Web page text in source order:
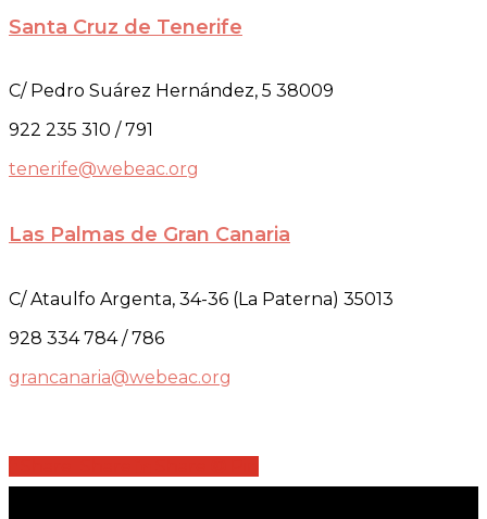
Santa Cruz de Tenerife
C/ Pedro Suárez Hernández, 5 38009
922 235 310 / 791
tenerife@webeac.org
Las Palmas de Gran Canaria
C/ Ataulfo Argenta, 34-36 (La Paterna) 35013
928 334 784 / 786
grancanaria@webeac.org